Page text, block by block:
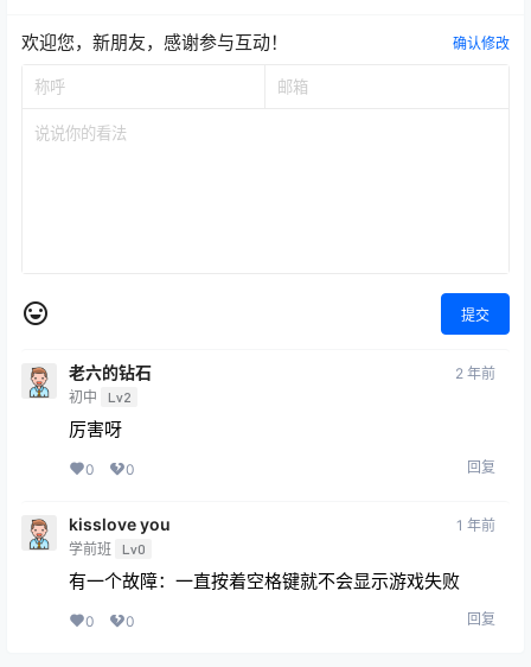
欢迎您，新朋友，感谢参与互动！ 确认修改
提交
老六的钻石
初中 Lv2
2 年前
厉害呀
0 0 回复
kisslove you
学前班 Lv0
1 年前
有一个故障：一直按着空格键就不会显示游戏失败
0 0 回复